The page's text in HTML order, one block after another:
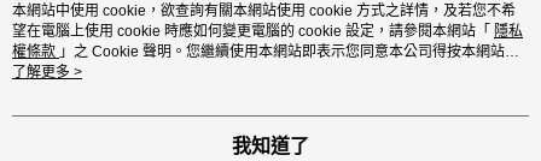
熱門標籤
本網站中使用 cookie，欲查詢有關本網站使用 cookie 方式之詳情，及若您不希
望在電腦上使用 cookie 時應如何變更電腦的 cookie 設定，請參閱本網站「 隱私
權條款 」之 Cookie 聲明。您繼續使用本網站即表示您同意本公司得按本網站使
用條款之 Cookie 聲明使用 cookie。
了解更多 >
我知道了